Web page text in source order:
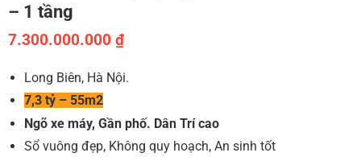
– 1 tầng
7.300.000.000 ₫
Long Biên, Hà Nội.
7,3 tỷ – 55m2
Ngõ xe máy, Gần phố. Dân Trí cao
Sổ vuông đẹp, Không quy hoạch, An sinh tốt